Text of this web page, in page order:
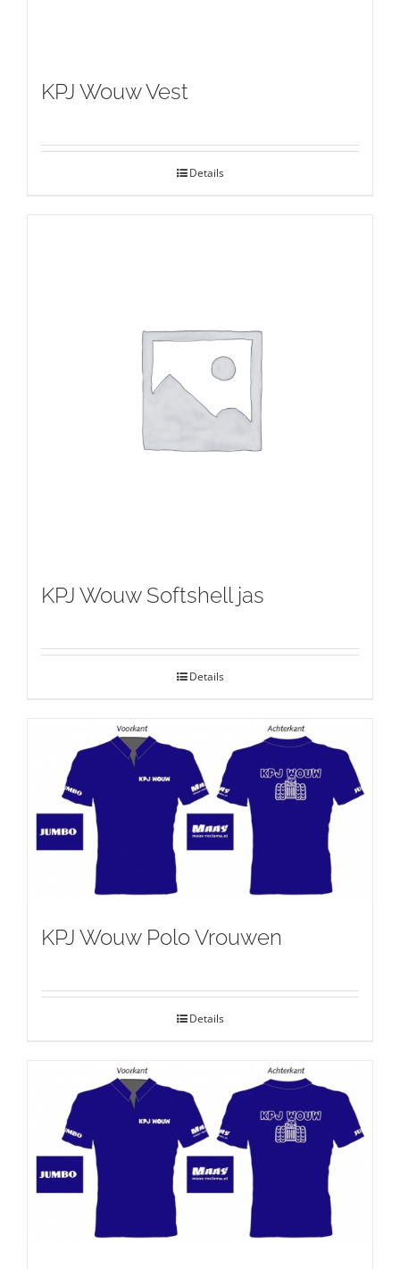
KPJ Wouw Vest
Details
KPJ Wouw Softshell jas
Details
KPJ Wouw Polo Vrouwen
Details